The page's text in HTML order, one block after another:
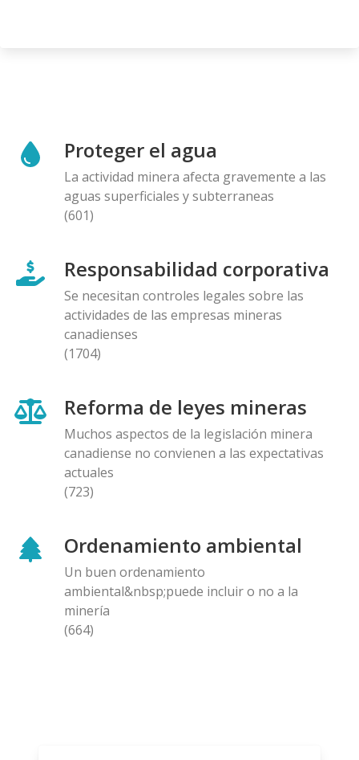
Proteger el agua
La actividad minera afecta gravemente a las
aguas superficiales y subterraneas
(601)
Responsabilidad corporativa
Se necesitan controles legales sobre las
actividades de las empresas mineras
canadienses
(1704)
Reforma de leyes mineras
Muchos aspectos de la legislación minera
canadiense no convienen a las expectativas
actuales
(723)
Ordenamiento ambiental
Un buen ordenamiento
ambiental&nbsp;puede incluir o no a la
minería
(664)